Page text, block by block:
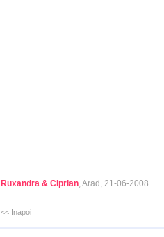
Ruxandra & Ciprian, Arad, 21-06-2008
<< Inapoi